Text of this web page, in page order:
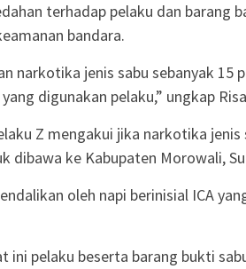
terhadap pelaku dan barang
bandara.
narkotika jenis sabu sebanyak 15
digunakan pelaku,” ungkap
Z mengakui jika narkotika jenis
dibawa ke Kabupaten Morowali,
oleh napi berinisial ICA
ini pelaku beserta barang bukti